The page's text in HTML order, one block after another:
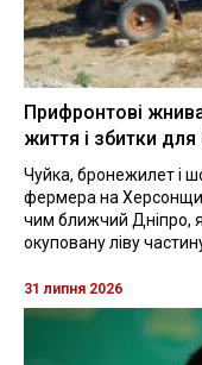
Прифронтові
життя і збитки для
Чуйка, бронежилет і
фермера на
чим ближчий Дніпро,
окуповану ліву
31 липня 2026